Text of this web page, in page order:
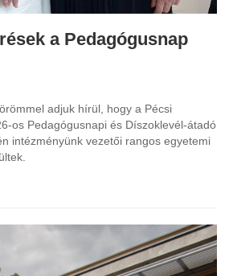
a Pedagógusnap
adjuk hírül, hogy a Pécsi
os Pedagógusnapi és Díszoklevél-átadó
intézményünk vezetői rangos egyetemi